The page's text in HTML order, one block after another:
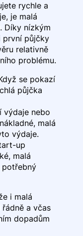
rychle a
je malá
Díky nízkým
první půjčky
relativně
problému.
se pokazí
půjčka
výdaje nebo
malá
výdaje.
up
malá
potřebný
i malá
a včas
dopadům